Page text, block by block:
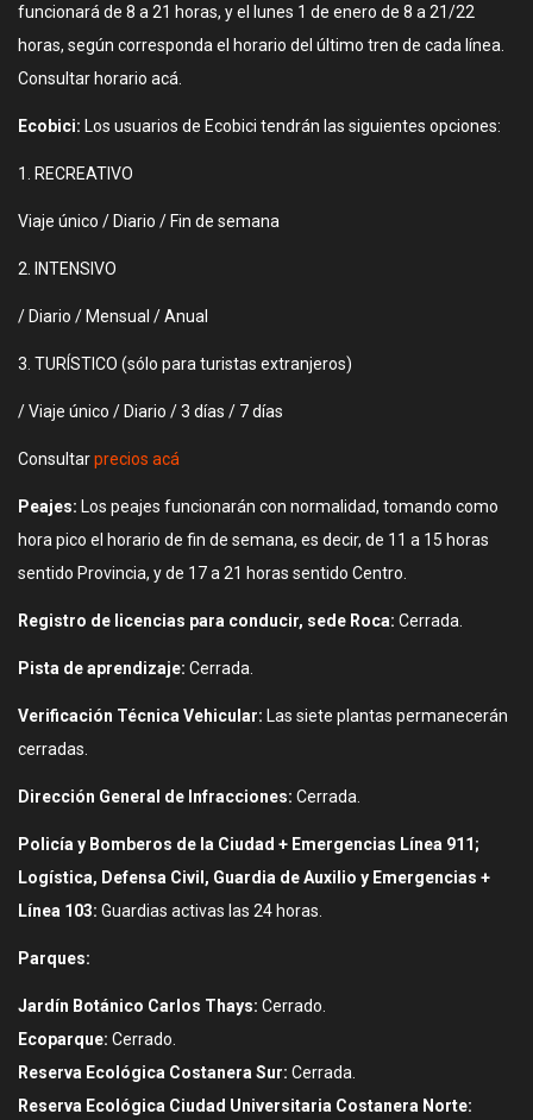
funcionará de 8 a 21 horas, y el lunes 1 de enero de 8 a 21/22
horas, según corresponda el horario del último tren de cada línea.
Consultar horario acá.
Ecobici: Los usuarios de Ecobici tendrán las siguientes opciones:
1. RECREATIVO
Viaje único / Diario / Fin de semana
2. INTENSIVO
/ Diario / Mensual / Anual
3. TURÍSTICO (sólo para turistas extranjeros)
/ Viaje único / Diario / 3 días / 7 días
Consultarprecios acá
Peajes: Los peajes funcionarán con normalidad, tomando como
hora pico el horario de fin de semana, es decir, de 11 a 15 horas
sentido Provincia, y de 17 a 21 horas sentido Centro.
Registro de licencias para conducir, sede Roca: Cerrada.
Pista de aprendizaje: Cerrada.
Verificación Técnica Vehicular: Las siete plantas permanecerán
cerradas.
Dirección General de Infracciones: Cerrada.
Policía y Bomberos de la Ciudad + Emergencias Línea 911;
Logística, Defensa Civil, Guardia de Auxilio y Emergencias +
Línea 103: Guardias activas las 24 horas.
Parques:
Jardín Botánico Carlos Thays: Cerrado.
Ecoparque: Cerrado.
Reserva Ecológica Costanera Sur: Cerrada.
Reserva Ecológica Ciudad Universitaria Costanera Norte: